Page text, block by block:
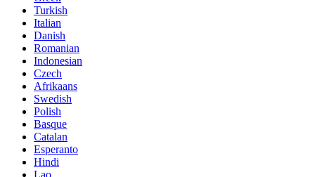
Turkish
Italian
Danish
Romanian
Indonesian
Czech
Afrikaans
Swedish
Polish
Basque
Catalan
Esperanto
Hindi